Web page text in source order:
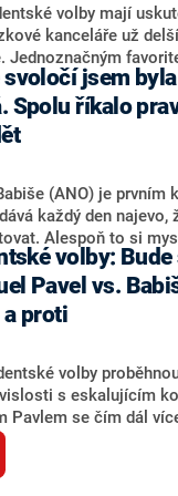
řekl, že počítá s
z klubu a že Naše
volby mají
kanceláře už
Jednoznačným
Pavel. Daleko za ním
politiky ANO, tedy
ministra průmyslu
samotných sázkařů je
Politolog Jan
kohokoliv ze
Podle něj současná
by Pavlovi mohla
svoločí jsem
Spolu říkalo
(ANO) je prvním
každý den najevo,
Alespoň to si
ODS Eva
Prima NEWS si
výkonu svého
vládní zmocněnkyně
(ANO). Označením
byla ještě hodná.
porážce koalice Spolu
Martina Kuby.
Pavel vs.
proti
volby
s eskalujícím
Pavlem se čím dál
bitvy o Hrad mohla
političtí komentátoři
Babiše (ANO).